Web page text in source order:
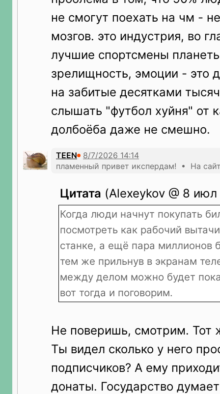
не смогут поехать на чм -
мозгов. это индустрия, во
лучшие спортсмены
зрелищность, эмоции - это
на забитые десятками
слышать "футбол хуйня" от
долбоёба даже не смешно.
TEEN
пламенный привет икспердам! • На
Цитата (Alexeykov @ 8
Когда люди начнут покупать
посмотреть как рабочий
станке, а ещё пара миллионов
тем же прильнув в экранам
между делом можно будет
вот тогда и поговорим.
Не поверишь, смотрим. Тот
Ты видел сколько у него
подписчиков? А ему
донаты. Государство